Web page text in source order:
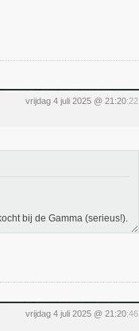
vrijdag 4 juli 2025 @ 21:20:22
bij de Gamma (serieus!).
vrijdag 4 juli 2025 @ 21:20:46